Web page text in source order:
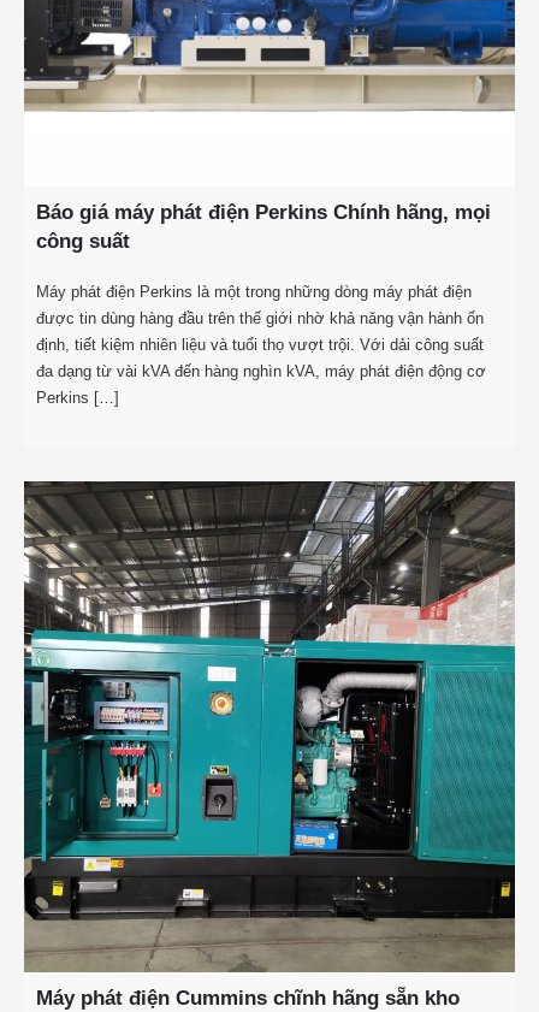
Báo giá máy phát điện Perkins Chính hãng, mọi
công suất
Máy phát điện Perkins là một trong những dòng máy phát điện
được tin dùng hàng đầu trên thế giới nhờ khả năng vận hành ổn
định, tiết kiệm nhiên liệu và tuổi thọ vượt trội. Với dải công suất
đa dạng từ vài kVA đến hàng nghìn kVA, máy phát điện động cơ
Perkins […]
Máy phát điện Cummins chĩnh hãng sẵn kho